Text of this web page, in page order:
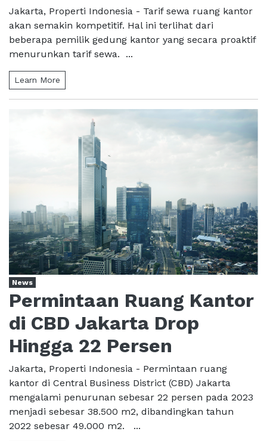
Jakarta, Properti Indonesia - Tarif sewa ruang kantor
akan semakin kompetitif. Hal ini terlihat dari
beberapa pemilik gedung kantor yang secara proaktif
menurunkan tarif sewa. ...
Learn More
News
Permintaan Ruang Kantor
di CBD Jakarta Drop
Hingga 22 Persen
Jakarta, Properti Indonesia - Permintaan ruang
kantor di Central Business District (CBD) Jakarta
mengalami penurunan sebesar 22 persen pada 2023
menjadi sebesar 38.500 m2, dibandingkan tahun
2022 sebesar 49.000 m2. ...